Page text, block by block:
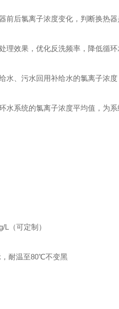
前后氯离子浓度变化，判断换热器
理效果，优化反洗频率，降低循环
水、污水回用补给水的氯离子浓度
水系统的氯离子浓度平均值，为系
L（可定制）
，耐温至80℃不变黑